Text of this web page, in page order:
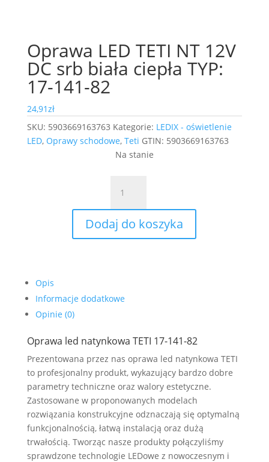
Oprawa LED TETI NT 12V
DC srb biała ciepła TYP:
17-141-82
24,91zł
SKU: 5903669163763 Kategorie: LEDIX - oświetlenie
LED, Oprawy schodowe, Teti GTIN: 5903669163763
Na stanie
Oprawa
LED
TETI
NT
141-
82
Dodaj do koszyka
Opis
Informacje dodatkowe
Opinie (0)
Oprawa led natynkowa TETI 17-141-82
Prezentowana przez nas oprawa led natynkowa TETI
to profesjonalny produkt, wykazujący bardzo dobre
parametry techniczne oraz walory estetyczne.
Zastosowane w proponowanych modelach
rozwiązania konstrukcyjne odznaczają się optymalną
funkcjonalnością, łatwą instalacją oraz dużą
trwałością. Tworząc nasze produkty połączyliśmy
sprawdzone technologie LEDowe z nowoczesnym i